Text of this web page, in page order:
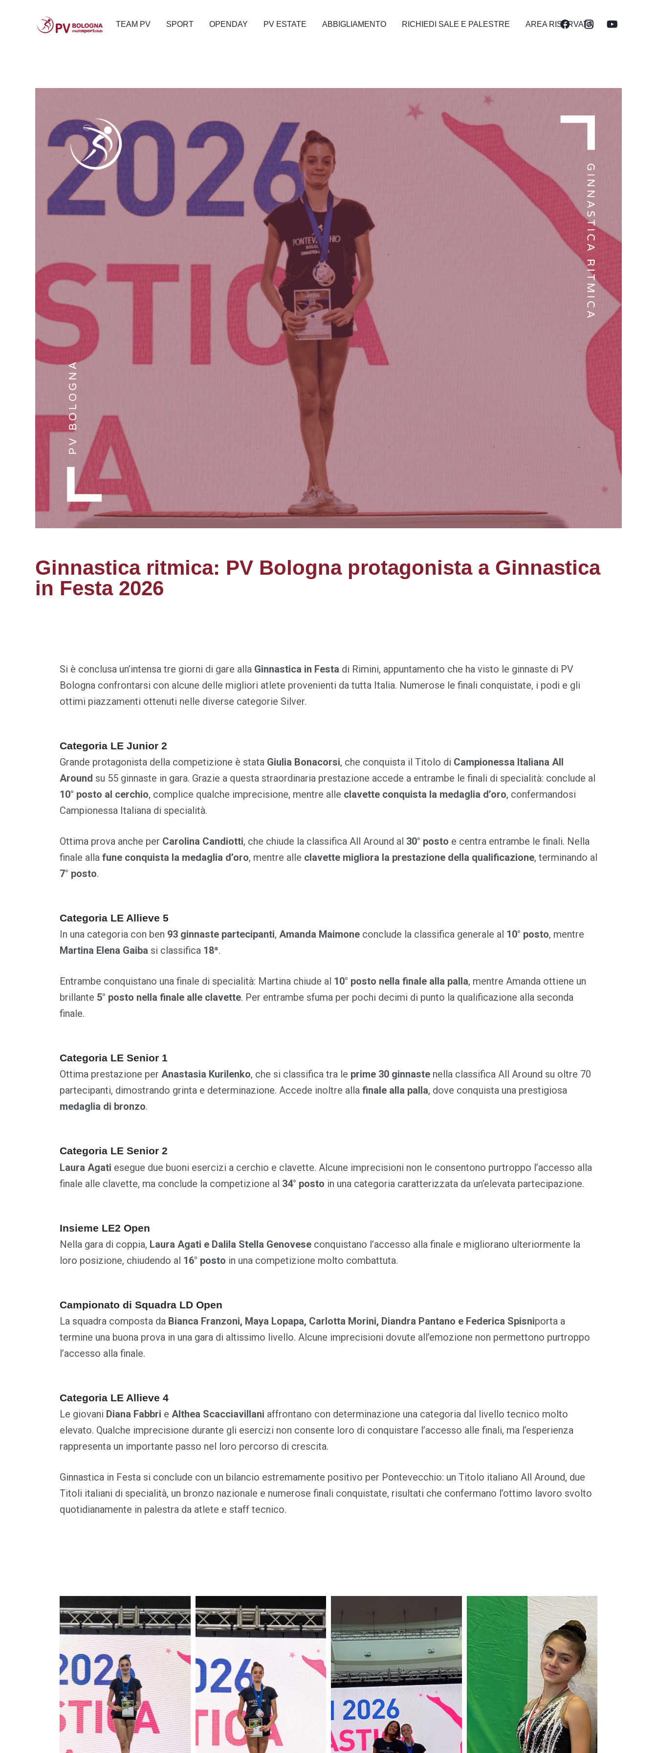
TEAM PV SPORT OPENDAY PV ESTATE ABBIGLIAMENTO RICHIEDI SALE E PALESTRE AREA RISERVATA
Ginnastica ritmica: PV Bologna protagonista a Ginnastica
in Festa 2026
Si è conclusa un’intensa tre giorni di gare alla Ginnastica in Festa di Rimini, appuntamento che ha visto le ginnaste di PV
Bologna confrontarsi con alcune delle migliori atlete provenienti da tutta Italia. Numerose le finali conquistate, i podi e gli
ottimi piazzamenti ottenuti nelle diverse categorie Silver.
Categoria LE Junior 2
Grande protagonista della competizione è stata Giulia Bonacorsi, che conquista il Titolo di Campionessa Italiana All
Around su 55 ginnaste in gara. Grazie a questa straordinaria prestazione accede a entrambe le finali di specialità: conclude al
10° posto al cerchio, complice qualche imprecisione, mentre alle clavette conquista la medaglia d’oro, confermandosi
Campionessa Italiana di specialità.
Ottima prova anche per Carolina Candiotti, che chiude la classifica All Around al 30° posto e centra entrambe le finali. Nella
finale alla fune conquista la medaglia d’oro, mentre alle clavette migliora la prestazione della qualificazione, terminando al
7° posto.
Categoria LE Allieve 5
In una categoria con ben 93 ginnaste partecipanti, Amanda Maimone conclude la classifica generale al 10° posto, mentre
Martina Elena Gaiba si classifica 18ª.
Entrambe conquistano una finale di specialità: Martina chiude al 10° posto nella finale alla palla, mentre Amanda ottiene un
brillante 5° posto nella finale alle clavette. Per entrambe sfuma per pochi decimi di punto la qualificazione alla seconda
finale.
Categoria LE Senior 1
Ottima prestazione per Anastasia Kurilenko, che si classifica tra le prime 30 ginnaste nella classifica All Around su oltre 70
partecipanti, dimostrando grinta e determinazione. Accede inoltre alla finale alla palla, dove conquista una prestigiosa
medaglia di bronzo.
Categoria LE Senior 2
Laura Agati esegue due buoni esercizi a cerchio e clavette. Alcune imprecisioni non le consentono purtroppo l’accesso alla
finale alle clavette, ma conclude la competizione al 34° posto in una categoria caratterizzata da un’elevata partecipazione.
Insieme LE2 Open
Nella gara di coppia, Laura Agati e Dalila Stella Genovese conquistano l’accesso alla finale e migliorano ulteriormente la
loro posizione, chiudendo al 16° posto in una competizione molto combattuta.
Campionato di Squadra LD Open
La squadra composta da Bianca Franzoni, Maya Lopapa, Carlotta Morini, Diandra Pantano e Federica Spisniporta a
termine una buona prova in una gara di altissimo livello. Alcune imprecisioni dovute all’emozione non permettono purtroppo
l’accesso alla finale.
Categoria LE Allieve 4
Le giovani Diana Fabbri e Althea Scacciavillani affrontano con determinazione una categoria dal livello tecnico molto
elevato. Qualche imprecisione durante gli esercizi non consente loro di conquistare l’accesso alle finali, ma l’esperienza
rappresenta un importante passo nel loro percorso di crescita.
Ginnastica in Festa si conclude con un bilancio estremamente positivo per Pontevecchio: un Titolo italiano All Around, due
Titoli italiani di specialità, un bronzo nazionale e numerose finali conquistate, risultati che confermano l’ottimo lavoro svolto
quotidianamente in palestra da atlete e staff tecnico.